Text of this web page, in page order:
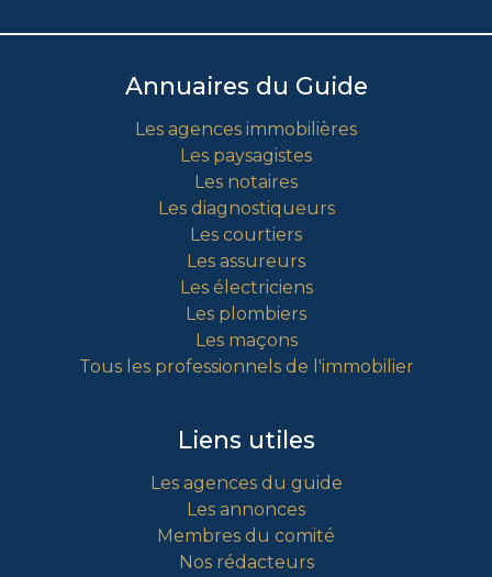
Annuaires du Guide
Les agences immobilières
Les paysagistes
Les notaires
Les diagnostiqueurs
Les courtiers
Les assureurs
Les électriciens
Les plombiers
Les maçons
Tous les professionnels de l'immobilier
Liens utiles
Les agences du guide
Les annonces
Membres du comité
Nos rédacteurs